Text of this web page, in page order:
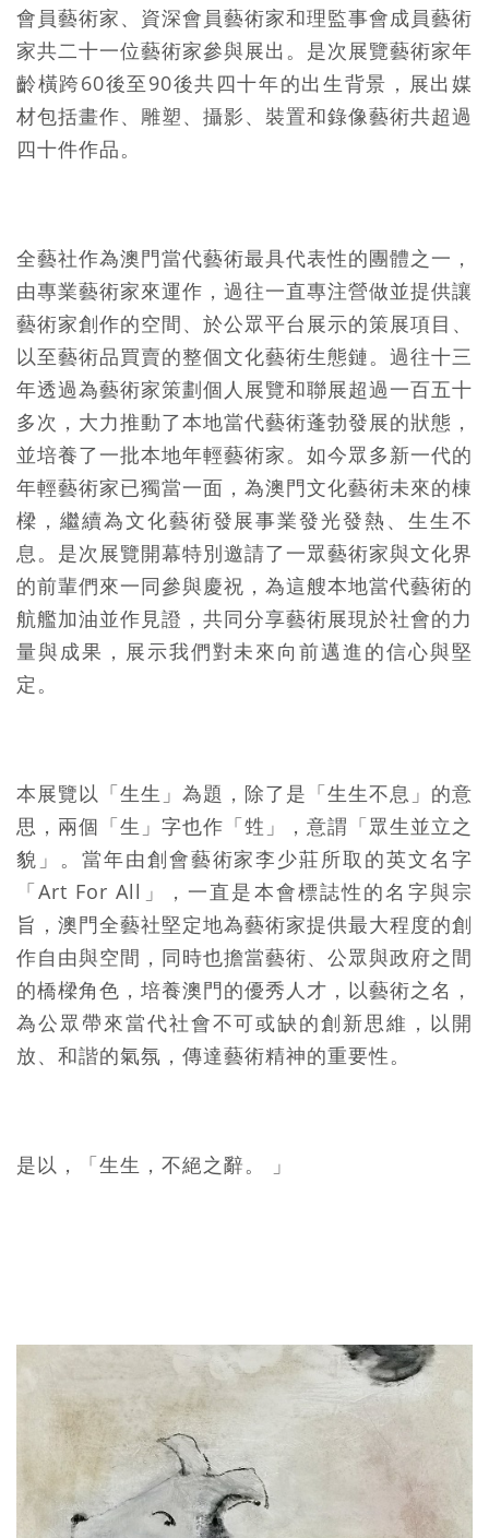
會員藝術家、資深會員藝術家和理監事會成員藝術
家共二十一位藝術家參與展出。是次展覽藝術家年
齡橫跨60後至90後共四十年的出生背景，展出媒
材包括畫作、雕塑、攝影、裝置和錄像藝術共超過
四十件作品。
全藝社作為澳門當代藝術最具代表性的團體之一，
由專業藝術家來運作，過往一直專注營做並提供讓
藝術家創作的空間、於公眾平台展示的策展項目、
以至藝術品買賣的整個文化藝術生態鏈。過往十三
年透過為藝術家策劃個人展覽和聯展超過一百五十
多次，大力推動了本地當代藝術蓬勃發展的狀態，
並培養了一批本地年輕藝術家。如今眾多新一代的
年輕藝術家已獨當一面，為澳門文化藝術未來的棟
樑，繼續為文化藝術發展事業發光發熱、生生不
息。是次展覽開幕特別邀請了一眾藝術家與文化界
的前輩們來一同參與慶祝，為這艘本地當代藝術的
航艦加油並作見證，共同分享藝術展現於社會的力
量與成果，展示我們對未來向前邁進的信心與堅
定。
本展覽以「生生」為題，除了是「生生不息」的意
思，兩個「生」字也作「甡」，意謂「眾生並立之
貌」。當年由創會藝術家李少莊所取的英文名字
「Art For All」，一直是本會標誌性的名字與宗
旨，澳門全藝社堅定地為藝術家提供最大程度的創
作自由與空間，同時也擔當藝術、公眾與政府之間
的橋樑角色，培養澳門的優秀人才，以藝術之名，
為公眾帶來當代社會不可或缺的創新思維，以開
放、和諧的氣氛，傳達藝術精神的重要性。
是以，「生生，不絕之辭。 」